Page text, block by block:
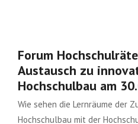
Forum
Austausch zu
Hochschulbau am
Wie sehen die Lernräume der
Hochschulbau mit der